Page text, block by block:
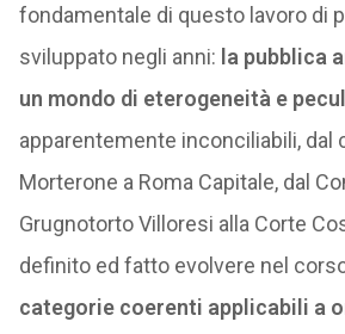
fondamentale di questo lavoro di
sviluppato negli anni: la pubblica
un mondo di eterogeneità e
apparentemente inconciliabili, dal
Morterone a Roma Capitale, dal
Grugnotorto Villoresi alla Corte
definito ed fatto evolvere nel
categorie coerenti applicabili a